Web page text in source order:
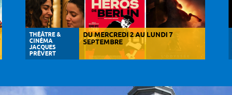
THÉÂTRE &
CINÉMA
JACQUES
PRÉVERT
DU MERCREDI 2 AU LUNDI 7
SEPTEMBRE